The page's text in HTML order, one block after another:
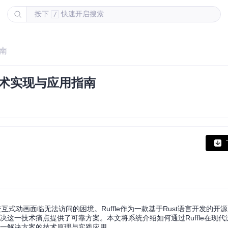
按下 / 快速开启搜索
实现与应用指南
式动画面临无法访问的困境。Ruffle作为一款基于Rust语言开发的开
这一技术痛点提供了可靠方案。本文将系统介绍如何通过Ruffle在现代